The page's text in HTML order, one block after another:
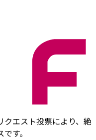
クエスト投票により、絶
す。